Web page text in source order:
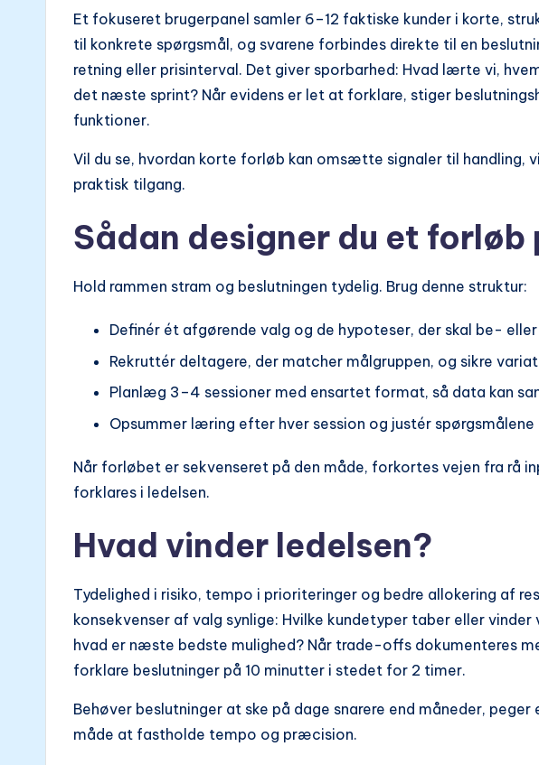
Et fokuseret brugerpanel samler 6–12 faktiske kunder i korte,
til konkrete spørgsmål, og svarene forbindes direkte til en
retning eller prisinterval. Det giver sporbarhed: Hvad lærte vi,
det næste sprint? Når evidens er let at forklare, stiger
funktioner.
Vil du se, hvordan korte forløb kan omsætte signaler til handling,
praktisk tilgang.
Sådan designer du et forløb
Hold rammen stram og beslutningen tydelig. Brug denne struktur:
Definér ét afgørende valg og de hypoteser, der skal be-
Rekruttér deltagere, der matcher målgruppen, og sikre
Planlæg 3–4 sessioner med ensartet format, så data kan
Opsummer læring efter hver session og justér
Når forløbet er sekvenseret på den måde, forkortes vejen fra rå
forklares i ledelsen.
Hvad vinder ledelsen?
Tydelighed i risiko, tempo i prioriteringer og bedre allokering af
konsekvenser af valg synlige: Hvilke kundetyper taber eller
hvad er næste bedste mulighed? Når trade-offs dokumenteres
forklare beslutninger på 10 minutter i stedet for 2 timer.
Behøver beslutninger at ske på dage snarere end måneder, peger
måde at fastholde tempo og præcision.